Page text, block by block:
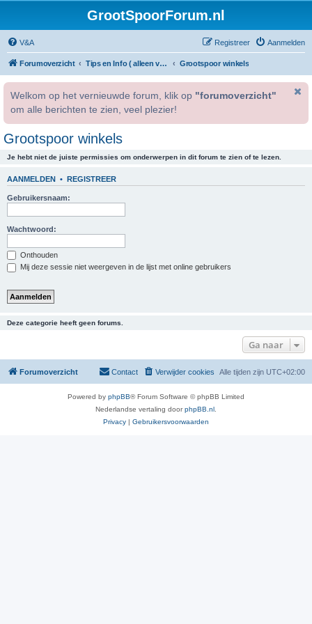
GrootSpoorForum.nl
V&A Aanmelden
Registreer
Forumoverzicht Tips en Info ( alleen voor geregistreerde gebruikers ) Grootspoor winkels
Welkom op het vernieuwde forum, klik op "forumoverzicht"
om alle berichten te zien, veel plezier!
Grootspoor winkels
Je hebt niet de juiste permissies om onderwerpen in dit forum te zien of te lezen.
AANMELDEN • REGISTREER
Gebruikersnaam:
Wachtwoord:
Onthouden
Mij deze sessie niet weergeven in de lijst met online gebruikers
Deze categorie heeft geen forums.
Ga naar
Forumoverzicht Alle tijden zijn UTC+02:00
Verwijder cookies
Contact
Powered by phpBB® Forum Software © phpBB Limited
Nederlandse vertaling doorphpBB.nl
Privacy | Gebruikersvoorwaarden